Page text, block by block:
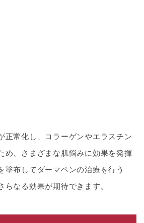
正常化し、コラーゲンやエラスチン
め、さまざまな肌悩みに効果を発揮
塗布してダーマペンの治療を行う
らなる効果が期待できます。